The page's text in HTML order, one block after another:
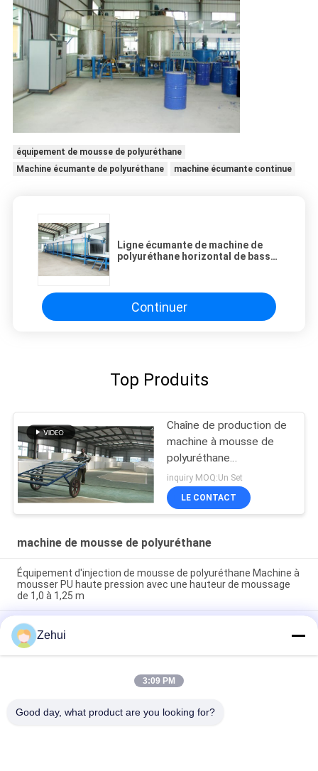
équipement de mousse de polyuréthane
Machine écumante de polyuréthane
machine écumante continue
Ligne écumante de machine de
polyuréthane horizontal de basse
Continuer
Top Produits
Chaîne de production de
machine à mousse de
polyuréthane
automatique 2500~6000
tr/min
inquiry MOQ:Un Set
LE CONTACT
machine de mousse de polyuréthane
Équipement d'injection de mousse de polyuréthane Machine à
mousser PU haute pression avec une hauteur de moussage
de 1,0 à 1,25 m
Machine à mousse de polyuréthane installée chez le client,
avec une hauteur de moussage de 1,0 à 1,25 m contrôlée par
automate programmable (PLC)
Système de chauffage électrique, machine à mousser PU
haute pression pour mousse en feuille longue, convoyeur de
Zehui
3:09 PM
Good day, what product are you looking for?